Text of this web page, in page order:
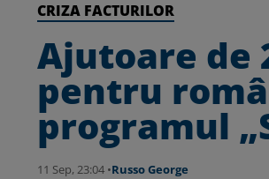
CRIZA FACTURILOR
Ajutoare de
pentru
programul
11 Sep, 23:04 •Russo George